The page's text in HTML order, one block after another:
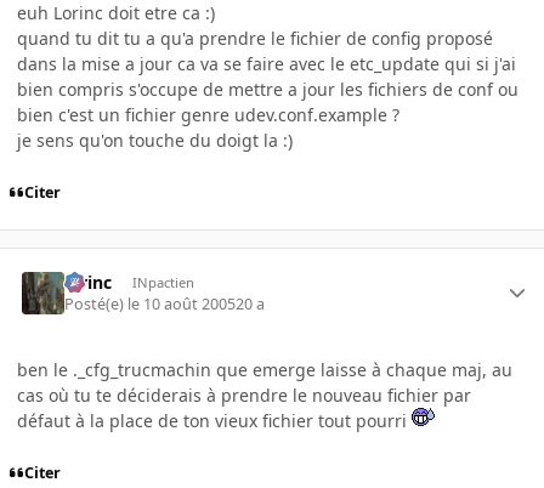
euh Lorinc doit etre ca :)
quand tu dit tu a qu'a prendre le fichier de config proposé
dans la mise a jour ca va se faire avec le etc_update qui si j'ai
bien compris s'occupe de mettre a jour les fichiers de conf ou
bien c'est un fichier genre udev.conf.example ?
je sens qu'on touche du doigt la :)
Citer
lorinc INpactien
Posté(e) le 10 août 200520 a
ben le ._cfg_trucmachin que emerge laisse à chaque maj, au
cas où tu te déciderais à prendre le nouveau fichier par
défaut à la place de ton vieux fichier tout pourri
Citer